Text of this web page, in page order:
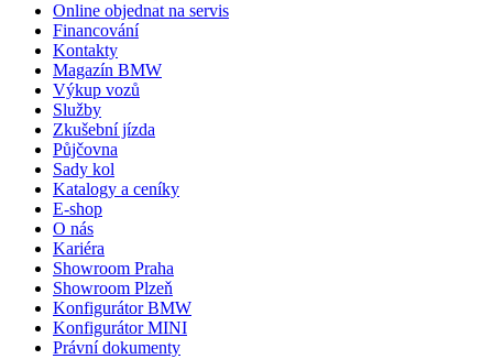
Online objednat na servis
Financování
Kontakty
Magazín BMW
Výkup vozů
Služby
Zkušební jízda
Půjčovna
Sady kol
Katalogy a ceníky
E-shop
O nás
Kariéra
Showroom Praha
Showroom Plzeň
Konfigurátor BMW
Konfigurátor MINI
Právní dokumenty